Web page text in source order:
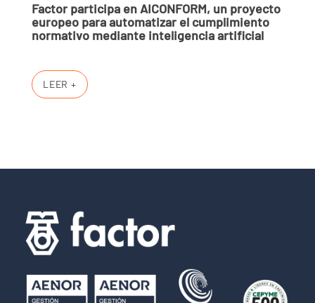
Factor participa en AICONFORM, un proyecto
europeo para automatizar el cumplimiento
normativo mediante inteligencia artificial
LEER +